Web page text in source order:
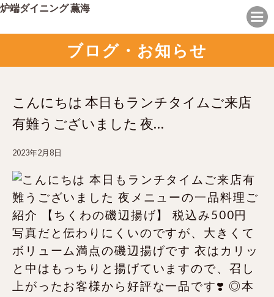
炉端ダイニング 薫海
ブログ・お知らせ
こんにちは 本日もランチタイムご来店
有難うございました️ 夜…
2023年2月8日